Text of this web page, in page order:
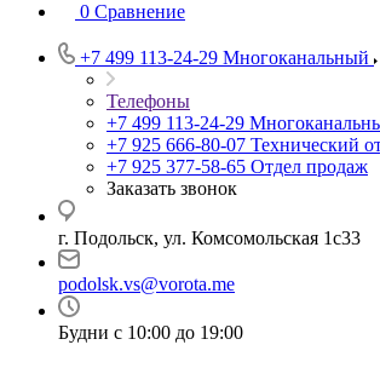
0 Сравнение
+7 499 113-24-29 Многоканальный
Телефоны
+7 499 113-24-29
+7 925 666-80-07 Технический
+7 925 377-58-65 Отдел продаж
Заказать звонок
г. Подольск, ул. Комсомольская 1с33
podolsk.vs@vorota.me
Будни с 10:00 до 19:00